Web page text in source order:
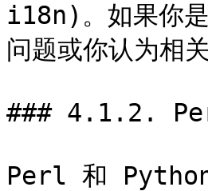
i18n)。如果你
问题或你认为相
### 4.1.2.
Perl 和 Python